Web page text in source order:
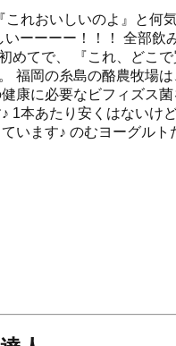
れおいしいのよ』と
ーーーー！！！ 全部
てで、 『これ、どこ
福岡の糸島の酪農牧場
康に必要なビフィズス
1本あたり安くはない
います♪ のむヨーグル